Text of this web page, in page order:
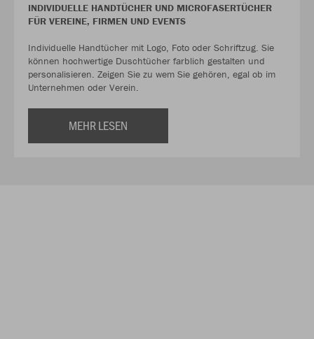
INDIVIDUELLE HANDTÜCHER UND MICROFASERTÜCHER
FÜR VEREINE, FIRMEN UND EVENTS
Individuelle Handtücher mit Logo, Foto oder Schriftzug. Sie
können hochwertige Duschtücher farblich gestalten und
personalisieren. Zeigen Sie zu wem Sie gehören, egal ob im
Unternehmen oder Verein.
MEHR LESEN